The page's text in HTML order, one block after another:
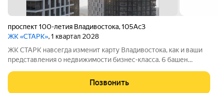
проспект 100-летия Владивостока,105Ас3
ЖК «СТАРК», 1 квартал 2028
ЖК СТАРК навсегда изменит карту Владивостока, как и ваши
представления о недвижимости бизнес-класса. 6 башен
исторически значимом районе Второй речки. Вас ждёт
бескомпромиссный комфорт с индивидуально
Позвонить